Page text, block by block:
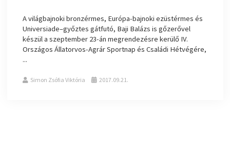
A világbajnoki bronzérmes, Európa-bajnoki ezüstérmes és
Universiade–győztes gátfutó, Baji Balázs is gőzerővel
készül a szeptember 23-án megrendezésre kerülő IV.
Országos Állatorvos-Agrár Sportnap és Családi Hétvégére,
...
Simon Zsófia Viktória 2017.09.21.